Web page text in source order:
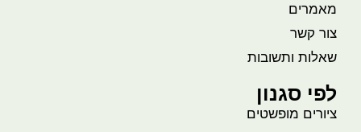
מאמרים
צור קשר
שאלות ותשובות
לפי סגנון
ציורים מופשטים